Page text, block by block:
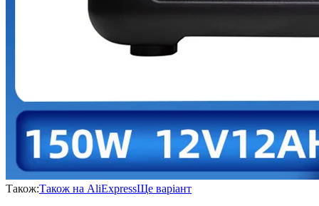
Також:Також на AliExpressЩе варіант